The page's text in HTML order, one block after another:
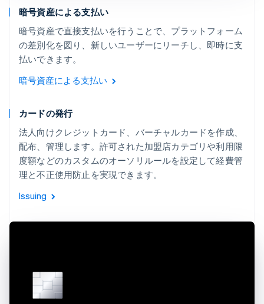
暗号資産による支払い
暗号資産で直接支払いを行うことで、プラットフォーム
の差別化を図り、新しいユーザーにリーチし、即時に支
払いできます。
暗号資産による支払い
カードの発行
法人向けクレジットカード、バーチャルカードを作成、
配布、管理します。許可された加盟店カテゴリや利用限
度額などのカスタムのオーソリルールを設定して経費管
理と不正使用防止を実現できます。
Issuing